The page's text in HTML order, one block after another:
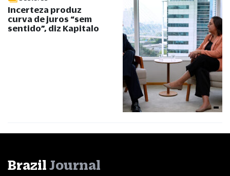
Incerteza produz
curva de juros “sem
sentido”, diz Kapitalo
Brazil Journal